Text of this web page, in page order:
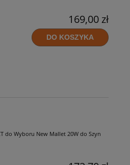
169,00 zł
DO KOSZYKA
do Wyboru New Mallet 20W do Szyn